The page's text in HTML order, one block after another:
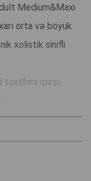
Medium&Maxi
orta və böyük
xolistik sinifli
qarşı
soya və GMO daxil